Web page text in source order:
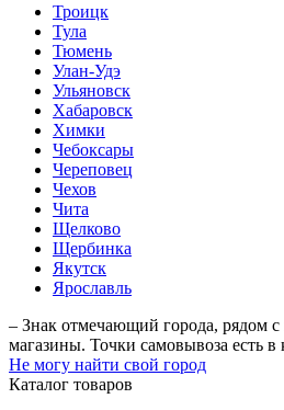
Троицк
Тула
Тюмень
Улан-Удэ
Ульяновск
Хабаровск
Химки
Чебоксары
Череповец
Чехов
Чита
Щелково
Щербинка
Якутск
Ярославль
– Знак отмечающий города, рядом
магазины. Точки самовывоза есть в
Не могу найти свой город
Каталог товаров